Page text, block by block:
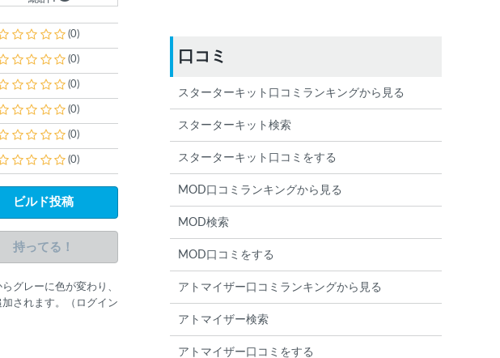
(0)
(0)
(0)
(0)
(0)
(0)
ビルド投稿
持ってる！
グレーに色が変わり、
されます。（ログイン
口コミ
スターターキット口コミランキングから見る
スターターキット検索
スターターキット口コミをする
MOD口コミランキングから見る
MOD検索
MOD口コミをする
アトマイザー口コミランキングから見る
アトマイザー検索
アトマイザー口コミをする